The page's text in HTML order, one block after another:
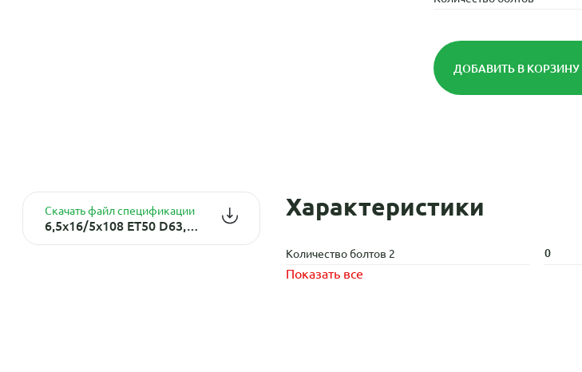
ДОБАВИТЬ В КОРЗИНУ
Скачать файл спецификации
6,5x16/5x108 ET50 D63,3 KHW1610 (Focus) F-Silver
Характеристики
Количество болтов 2 0
Показать все